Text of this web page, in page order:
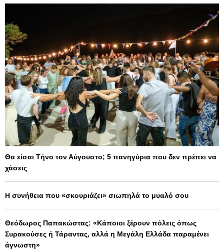
Θα είσαι Τήνο τον Αύγουστο; 5 πανηγύρια που δεν πρέπει να
χάσεις
Η συνήθεια που «σκουριάζει» σιωπηλά το μυαλό σου
Θεόδωρος Παπακώστας: «Κάποιοι ξέρουν πόλεις όπως
Συρακούσες ή Τάραντας, αλλά η Μεγάλη Ελλάδα παραμένει
άγνωστη»